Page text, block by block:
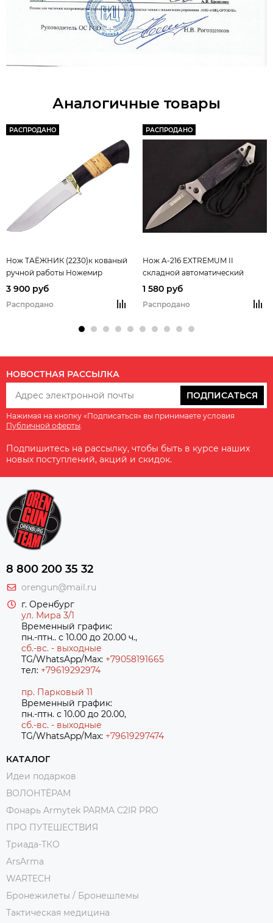
Аналогичные товары
РАСПРОДАНО
Нож ТАЁЖНИК (2230)к кованый
ручной работы Ножемир
3 900 руб
Распродано
РАСПРОДАНО
Нож A-216 EXTREMUM II
складной автоматический
Ножемир/Чёткий расклад
1 580 руб
Распродано
НОВОСТНАЯ РАССЫЛКА
ПОДПИСАТЬСЯ
Нажимая на кнопку «Подписаться» вы принимаете условия
Публичной оферты
Подпишитесь на рассылку, чтобы быть в курсе наших
новых поступлений, акций и скидок.
8 800 200 35 32
orengun@mail.ru
г. Оренбург
ул. Мира 3/1
Временный график:
пн.-птн.. с 10.00 до 20.00 ч.,
сб.-вс. - выходные
TG/WhatsApp/Max: +79058191665
тел: +79619292974
пр. Парковый 11
Временный график:
пн.-птн. с 10.00 до 20.00,
сб.-вс. - выходные
TG/WhatsApp/Max: +79619297474
КАТАЛОГ
Идеи подарков
ВОЛОНТЁРАМ
Фонарь Armytek PARMA C2IR PRO
ПРО ПУТЕШЕСТВИЯ
Триада-ТКО
ArsArma
WARTECH
Бронежилеты / Бронешлемы
Тактическая медицина